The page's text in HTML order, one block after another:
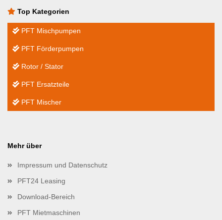
Top Kategorien
PFT Mischpumpen
PFT Förderpumpen
Rotor / Stator
PFT Ersatzteile
PFT Mischer
Mehr über
Impressum und Datenschutz
PFT24 Leasing
Download-Bereich
PFT Mietmaschinen